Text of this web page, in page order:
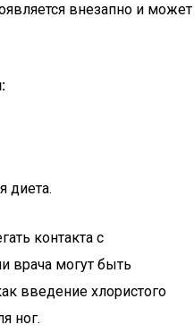
внезапно и может
диета.
контакта с
врача могут быть
введение хлористого
ног.